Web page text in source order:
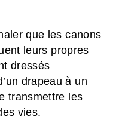
que les canons
leurs propres
dressés
drapeau à un
transmettre les
vies.